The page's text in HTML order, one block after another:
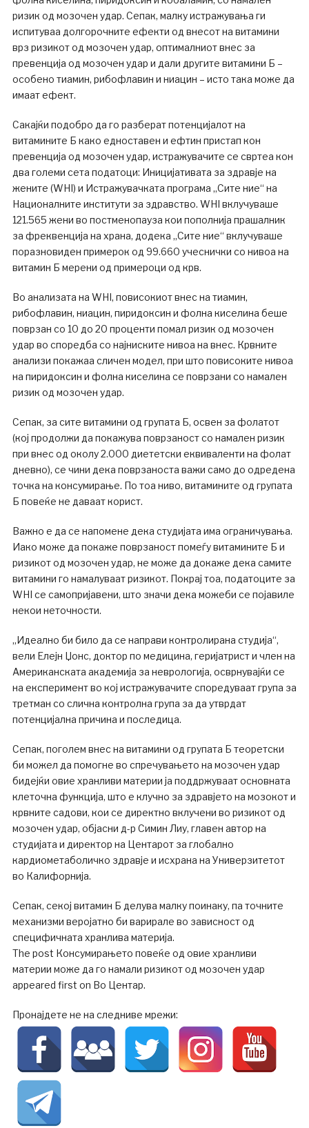
ризик од мозочен удар. Сепак, малку истражувања ги
испитуваа долгорочните ефекти од внесот на витамини
врз ризикот од мозочен удар, оптималниот внес за
превенција од мозочен удар и дали другите витамини Б –
особено тиамин, рибофлавин и ниацин – исто така може да
имаат ефект.
Сакајќи подобро да го разберат потенцијалот на
витамините Б како едноставен и ефтин пристап кон
превенција од мозочен удар, истражувачите се свртеа кон
два големи сета податоци: Иницијативата за здравје на
жените (WHI) и Истражувачката програма „Сите ние“ на
Националните институти за здравство. WHI вклучуваше
121.565 жени во постменопауза кои пополнија прашалник
за фреквенција на храна, додека „Сите ние“ вклучуваше
поразновиден примерок од 99.660 учеснички со нивоа на
витамин Б мерени од примероци од крв.
Во анализата на WHI, повисокиот внес на тиамин,
рибофлавин, ниацин, пиридоксин и фолна киселина беше
поврзан со 10 до 20 проценти помал ризик од мозочен
удар во споредба со најниските нивоа на внес. Крвните
анализи покажаа сличен модел, при што повисоките нивоа
на пиридоксин и фолна киселина се поврзани со намален
ризик од мозочен удар.
Сепак, за сите витамини од групата Б, освен за фолатот
(кој продолжи да покажува поврзаност со намален ризик
при внес од околу 2.000 диететски еквиваленти на фолат
дневно), се чини дека поврзаноста важи само до одредена
точка на консумирање. По тоа ниво, витамините од групата
Б повеќе не даваат корист.
Важно е да се напомене дека студијата има ограничувања.
Иако може да покаже поврзаност помеѓу витамините Б и
ризикот од мозочен удар, не може да докаже дека самите
витамини го намалуваат ризикот. Покрај тоа, податоците за
WHI се самопријавени, што значи дека можеби се појавиле
некои неточности.
„Идеално би било да се направи контролирана студија“,
вели Елејн Џонс, доктор по медицина, геријатрист и член на
Американската академија за неврологија, осврнувајќи се
на експеримент во кој истражувачите споредуваат група за
третман со слична контролна група за да утврдат
потенцијална причина и последица.
Сепак, поголем внес на витамини од групата Б теоретски
би можел да помогне во спречувањето на мозочен удар
бидејќи овие хранливи материи ја поддржуваат основната
клеточна функција, што е клучно за здравјето на мозокот и
крвните садови, кои се директно вклучени во ризикот од
мозочен удар, објасни д-р Симин Лиу, главен автор на
студијата и директор на Центарот за глобално
кардиометаболичко здравје и исхрана на Универзитетот
во Калифорнија.
Сепак, секој витамин Б делува малку поинаку, па точните
механизми веројатно би варирале во зависност од
специфичната хранлива материја.
The post Консумирањето повеќе од овие хранливи
материи може да го намали ризикот од мозочен удар
appeared first on Во Центар.
Пронајдете не на следниве мрежи: